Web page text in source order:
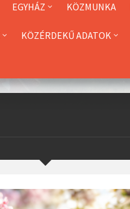
EGYHÁZ KÖZMUNKA
KÖZÉRDEKŰ ADATOK